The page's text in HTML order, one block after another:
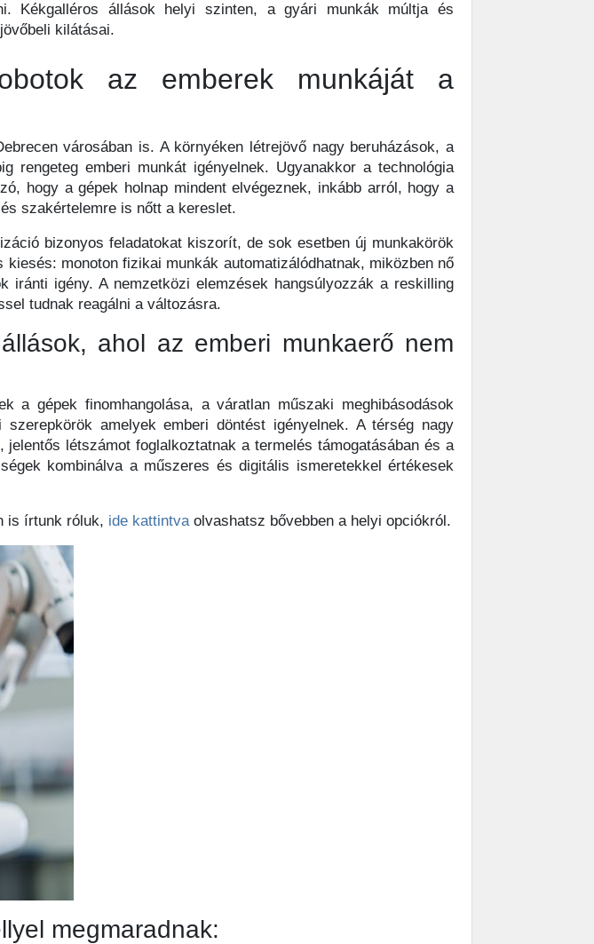
Kékgalléros állások helyi szinten, a gyári munkák múltja és
kilátásai.
az emberek munkáját a
városában is. A környéken létrejövő nagy beruházások, a
emberi munkát igényelnek. Ugyanakkor a technológia
hogy a gépek holnap mindent elvégeznek, inkább arról, hogy a
szakértelemre is nőtt a kereslet.
bizonyos feladatokat kiszorít, de sok esetben új munkakörök
monoton fizikai munkák automatizálódhatnak, miközben nő
iránti igény. A nemzetközi elemzések hangsúlyozzák a reskilling
tudnak reagálni a változásra.
ahol az emberi munkaerő nem
a gépek finomhangolása, a váratlan műszaki meghibásodások
amelyek emberi döntést igényelnek. A térség nagy
létszámot foglalkoztatnak a termelés támogatásában és a
kombinálva a műszeres és digitális ismeretekkel értékesek
is írtunk róluk, ide kattintvaolvashatsz bővebben a helyi opciókról.
megmaradnak: